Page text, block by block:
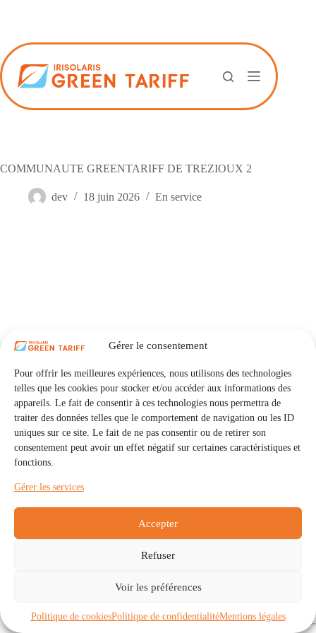
Gérer le consentement
Pour offrir les meilleures expériences, nous utilisons des technologies
telles que les cookies pour stocker et/ou accéder aux informations des
appareils. Le fait de consentir à ces technologies nous permettra de
traiter des données telles que le comportement de navigation ou les ID
uniques sur ce site. Le fait de ne pas consentir ou de retirer son
consentement peut avoir un effet négatif sur certaines caractéristiques et
fonctions.
Gérer les services
Accepter
Refuser
Voir les préférences
Politique de cookiesPolitique de confidentialitéMentions légales
COMMUNAUTE GREENTARIFF DE TREZIOUX 2
dev 18 juin 2026 En service
Communautés
À propos
Politique de cookies (UE)